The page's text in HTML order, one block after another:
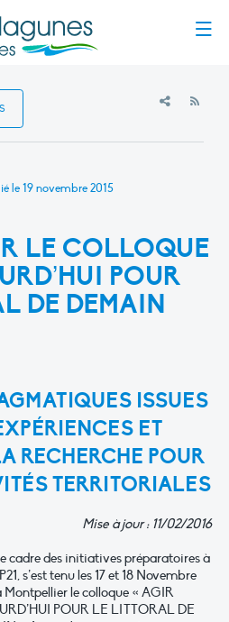
le19 novembre 2015
LE COLLOQUE
POUR
DE DEMAIN
ISSUES
ET
RECHERCHE POUR
TERRITORIALES
Mise à jour : 11/02/2016
cadre des initiatives préparatoires à
s’est tenu les 17 et 18 Novembre
Montpellier le colloque « AGIR
POUR LE LITTORAL DE